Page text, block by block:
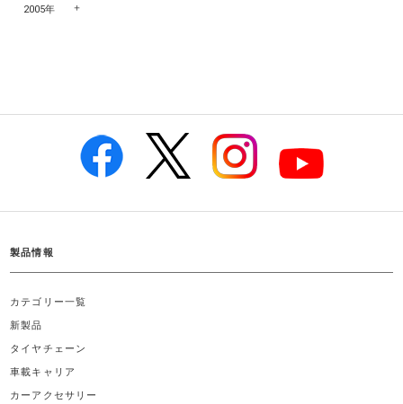
2005年
製品情報
カテゴリー一覧
新製品
タイヤチェーン
車載キャリア
カーアクセサリー